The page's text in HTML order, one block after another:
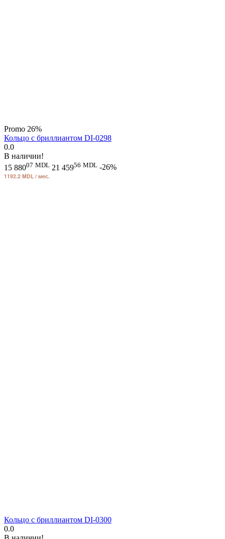
Promo 26%
Кольцо с бриллиантом DI-0298
0.0
В наличии!
15 88007 MDL 21 45956 MDL -26%
1192.2 MDL / мес.
Кольцо с бриллиантом DI-0300
0.0